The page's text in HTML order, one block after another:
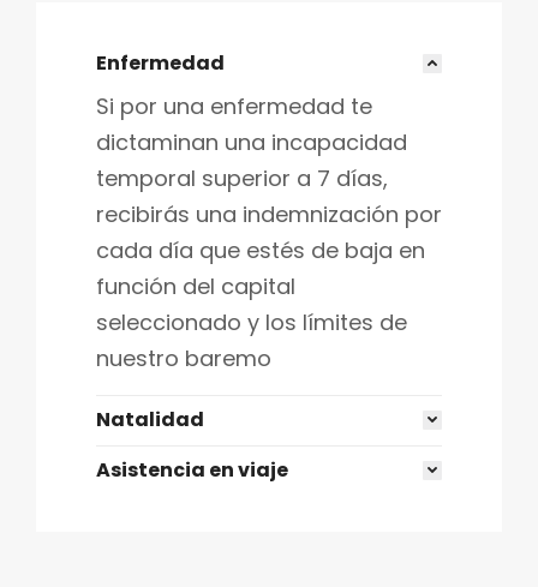
Enfermedad
Si por una enfermedad te
dictaminan una incapacidad
temporal superior a 7 días,
recibirás una indemnización por
cada día que estés de baja en
función del capital
seleccionado y los límites de
nuestro baremo
Natalidad
Asistencia en viaje